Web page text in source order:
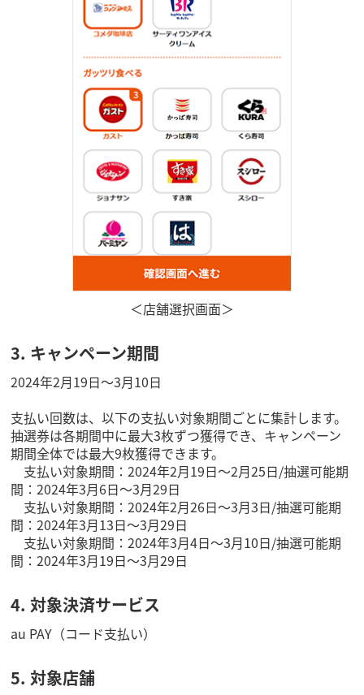
＜店舗選択画面＞
3. キャンペーン期間
2024年2月19日～3月10日
支払い回数は、以下の支払い対象期間ごとに集計します。
抽選券は各期間中に最大3枚ずつ獲得でき、キャンペーン
期間全体では最大9枚獲得できます。
支払い対象期間：2024年2月19日～2月25日/抽選可能期
間：2024年3月6日～3月29日
支払い対象期間：2024年2月26日～3月3日/抽選可能期
間：2024年3月13日～3月29日
支払い対象期間：2024年3月4日～3月10日/抽選可能期
間：2024年3月19日～3月29日
4. 対象決済サービス
au PAY（コード支払い）
5. 対象店舗